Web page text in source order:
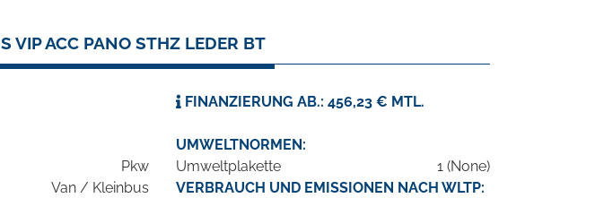
VIP ACC PANO STHZ LEDER BT
FINANZIERUNG AB.: 456,23 € MTL.
Pkw
Van / Kleinbus
UMWELTNORMEN:
Umweltplakette
1 (None)
VERBRAUCH UND EMISSIONEN NACH WLTP: